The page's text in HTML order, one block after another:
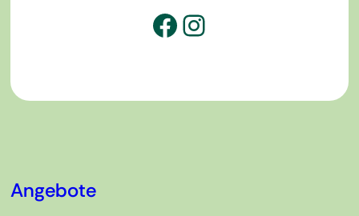
Facebook
Instagram
Angebote